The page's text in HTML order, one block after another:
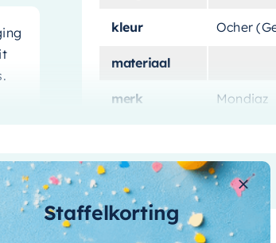
kleur Ocher
materiaal
merk Mondiaz
met-overloop
met-
afvoerplug
Staffelkorting